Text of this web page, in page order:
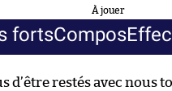
À jouer
fortsCompos
d’être restés avec nous